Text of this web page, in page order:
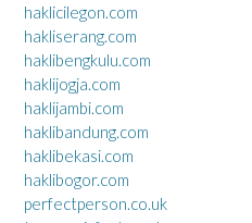
haklicilegon.com
hakliserang.com
haklibengkulu.com
haklijogja.com
haklijambi.com
haklibandung.com
haklibekasi.com
haklibogor.com
perfectperson.co.uk